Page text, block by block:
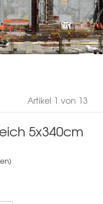
Artikel 1 von 13
5x340cm